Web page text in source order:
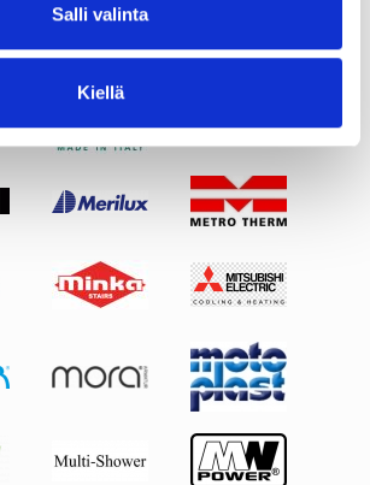
Salli valinta
Kiellä